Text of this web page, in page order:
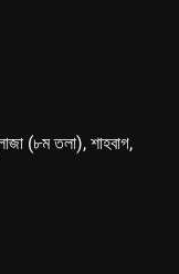
(৮ম তলা), শাহবাগ,